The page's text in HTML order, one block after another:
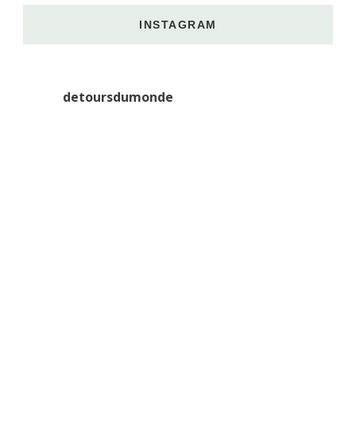
INSTAGRAM
detoursdumonde